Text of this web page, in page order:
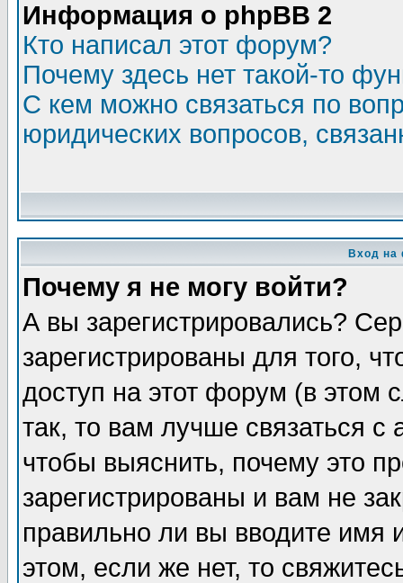
Информация о phpBB 2
Кто написал этот форум?
Почему здесь нет такой-то
С кем можно связаться по
юридических вопросов,
Вход на
Почему я не могу войти?
А вы зарегистрировались?
зарегистрированы для того,
доступ на этот форум (в этом
так, то вам лучше связаться
чтобы выяснить, почему это
зарегистрированы и вам не
правильно ли вы вводите
этом, если же нет, то